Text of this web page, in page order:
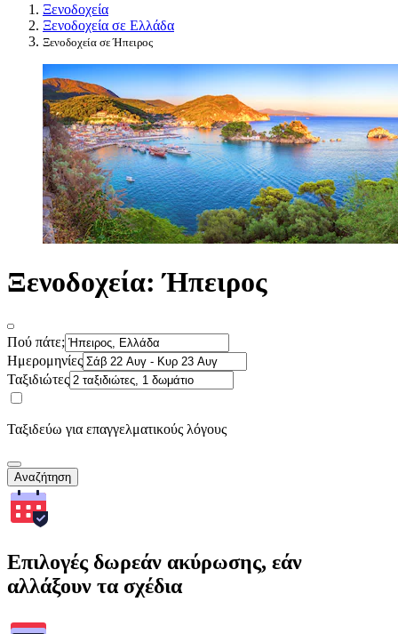
Ξενοδοχεία
Ξενοδοχεία σε Ελλάδα
Ξενοδοχεία σε Ήπειρος
Ξενοδοχεία: Ήπειρος
Πού πάτε;
Ημερομηνίες
Ταξιδιώτες
Ταξιδεύω για επαγγελματικούς λόγους
Αναζήτηση
Επιλογές δωρεάν ακύρωσης, εάν
αλλάξουν τα σχέδια